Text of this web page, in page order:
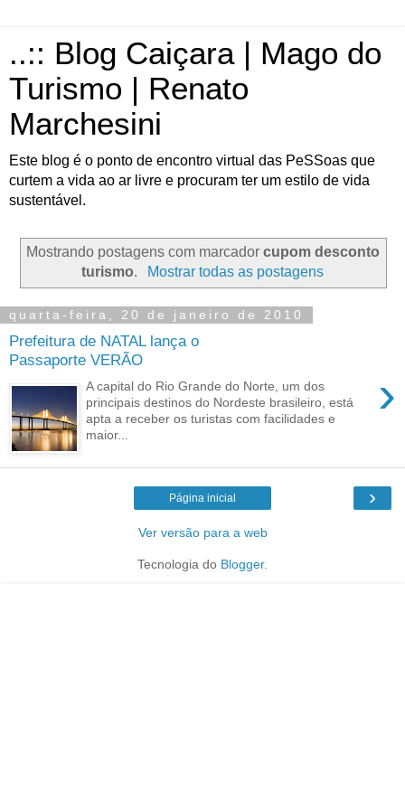
..:: Blog Caiçara | Mago do
Turismo | Renato
Marchesini
Este blog é o ponto de encontro virtual das PeSSoas que
curtem a vida ao ar livre e procuram ter um estilo de vida
sustentável.
Mostrando postagens com marcador cupom desconto
turismo. Mostrar todas as postagens
quarta-feira, 20 de janeiro de 2010
Prefeitura de NATAL lança o
Passaporte VERÃO
›
A capital do Rio Grande do Norte, um dos
principais destinos do Nordeste brasileiro, está
apta a receber os turistas com facilidades e
maior...
›
Página inicial
Ver versão para a web
Tecnologia do Blogger.